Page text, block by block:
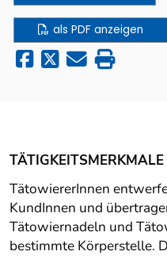
als PDF anzeigen
TÄTIGKEITSMERKMALE
TätowiererInnen
KundInnen und
Tätowiernadeln und
bestimmte Körperstelle.